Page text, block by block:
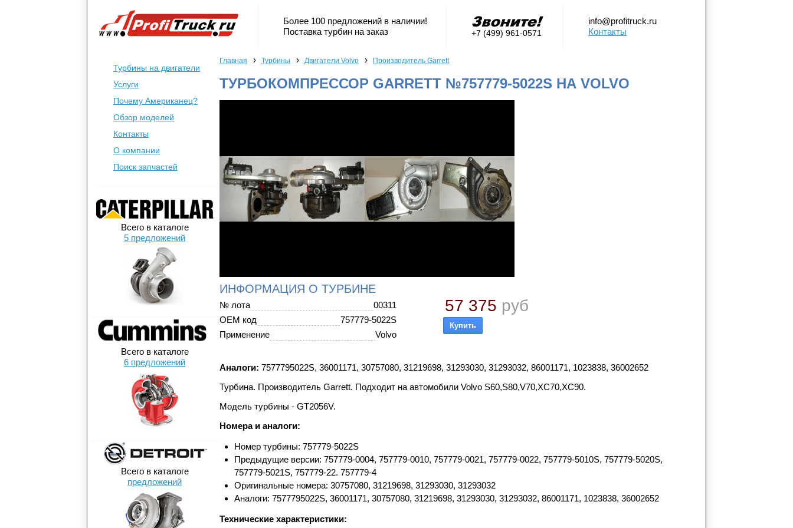
Более 100 предложений в наличии!
Поставка турбин на заказ
+7 (499) 961-0571
info@profitruck.ru
Контакты
Турбины на двигатели
Услуги
Почему Американец?
Обзор моделей
Контакты
О компании
Поиск запчастей
Всего в каталоге
5 предложений
Всего в каталоге
6 предложений
Всего в каталоге
предложений
Главная › Турбины › Двигатели Volvo › Производитель Garrett
ТУРБОКОМПРЕССОР GARRETT №757779-5022S НА VOLVO
ИНФОРМАЦИЯ О ТУРБИНЕ
№ лота
00311
OEM код
757779-5022S
Применение
Volvo
57 375 руб
Аналоги: 7577795022S, 36001171, 30757080, 31219698, 31293030, 31293032, 86001171, 1023838, 36002652
Турбина. Производитель Garrett. Подходит на автомобили Volvo S60,S80,V70,XC70,XC90.
Модель турбины - GT2056V.
Номера и аналоги:
Номер турбины: 757779-5022S
Предыдущие версии: 757779-0004, 757779-0010, 757779-0021, 757779-0022, 757779-5010S, 757779-5020S,
757779-5021S, 757779-22. 757779-4
Оригинальные номера: 30757080, 31219698, 31293030, 31293032
Аналоги: 7577795022S, 36001171, 30757080, 31219698, 31293030, 31293032, 86001171, 1023838, 36002652
Технические характеристики: